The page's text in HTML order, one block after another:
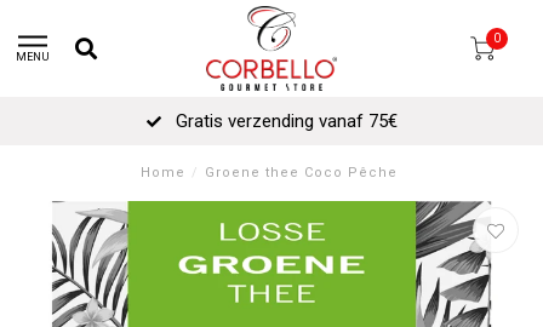
MENU
0
Gratis verzending vanaf 75€
Home / Groene thee Coco Pêche